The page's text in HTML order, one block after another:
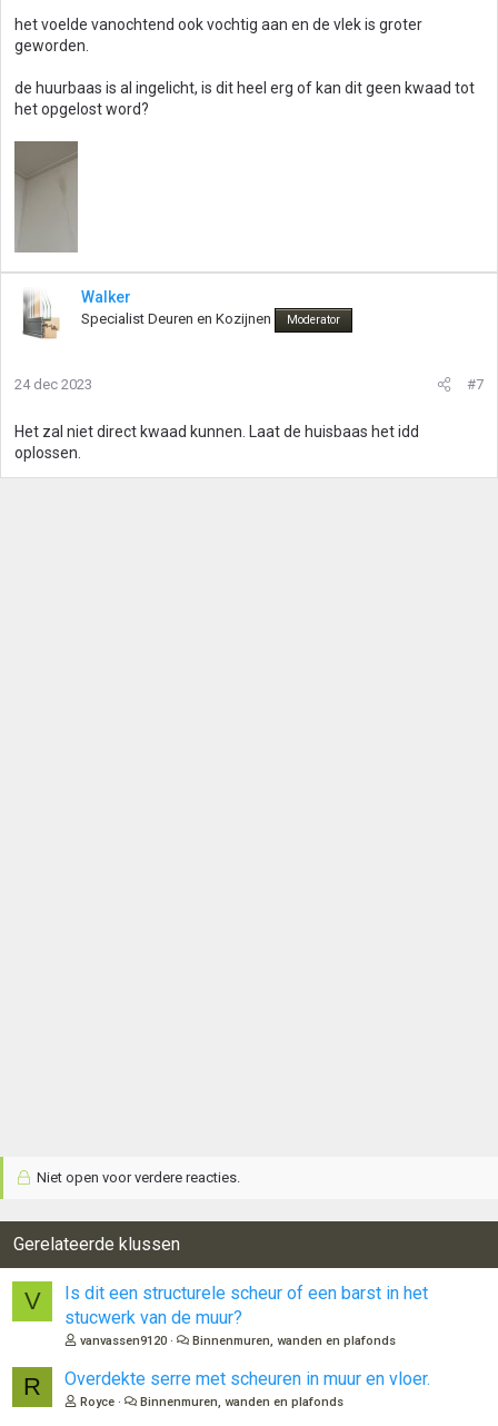
het voelde vanochtend ook vochtig aan en de vlek is groter
geworden.
de huurbaas is al ingelicht, is dit heel erg of kan dit geen kwaad tot
het opgelost word?
Walker
Specialist Deuren en Kozijnen Moderator
24 dec 2023 #7
Het zal niet direct kwaad kunnen. Laat de huisbaas het idd
oplossen.
Niet open voor verdere reacties.
Gerelateerde klussen
V
Is dit een structurele scheur of een barst in het
stucwerk van de muur?
vanvassen9120 Binnenmuren, wanden en plafonds
R Overdekte serre met scheuren in muur en vloer.
Royce Binnenmuren, wanden en plafonds